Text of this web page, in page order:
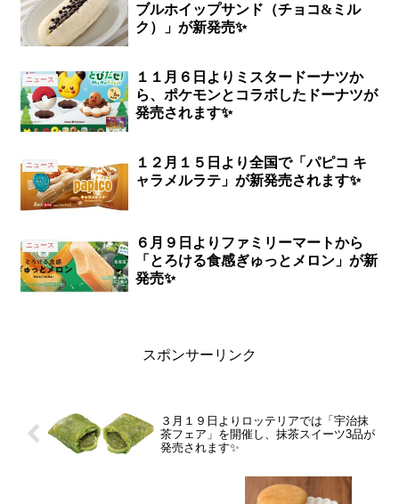
ブルホイップサンド（チョコ&ミル
ク）」が新発売✨
ニュース
１１月６日よりミスタードーナツか
ら、ポケモンとコラボしたドーナツが
発売されます✨
ニュース
１２月１５日より全国で「パピコ キ
ャラメルラテ」が新発売されます✨
ニュース
６月９日よりファミリーマートから
「とろける食感ぎゅっとメロン」が新
発売✨
スポンサーリンク
３月１９日よりロッテリアでは「宇治抹
茶フェア」を開催し、抹茶スイーツ3品が
発売されます✨